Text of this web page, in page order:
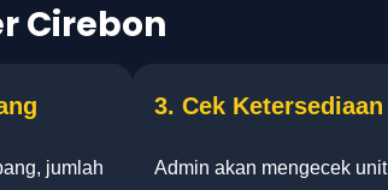
Cirebon
jumlah
3. Cek Ketersediaan
Admin akan mengecek unit